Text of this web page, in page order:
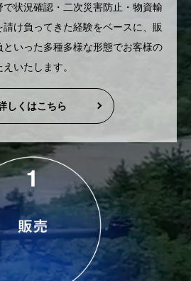
で状況確認・二次災害防止・物資輸
け負ってきた経験をベースに、販
いった多種多様な形態でお客様の
いたします。
しくはこちら